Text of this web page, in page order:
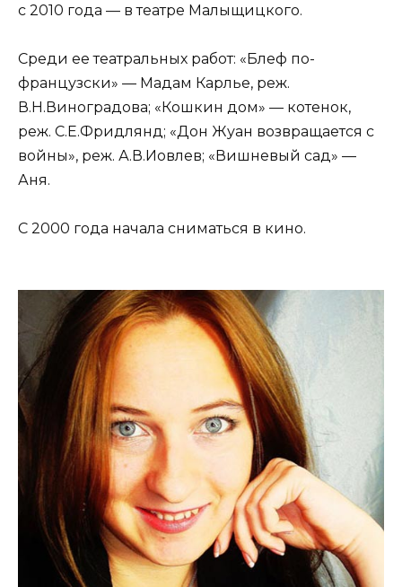
с 2010 года — в театре Малыщицкого.
Среди ее театральных работ: «Блеф по-
французски» — Мадам Карлье, реж.
В.Н.Виноградова; «Кошкин дом» — котенок,
реж. С.Е.Фридлянд; «Дон Жуан возвращается с
войны», реж. А.В.Иовлев; «Вишневый сад» —
Аня.
С 2000 года начала сниматься в кино.